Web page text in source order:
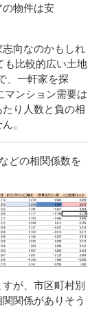
物件は安
向なのかもしれ
も比較的広い土地
、一軒家を探
マンション需要は
り人数と負の相
。
どの相関係数を
すが、市区町村別
関係がありそう